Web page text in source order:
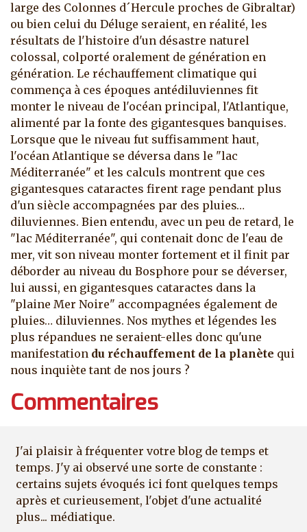
large des Colonnes d´Hercule proches de Gibraltar)
ou bien celui du Déluge seraient, en réalité, les
résultats de l'histoire d'un désastre naturel
colossal, colporté oralement de génération en
génération. Le réchauffement climatique qui
commença à ces époques antédiluviennes fit
monter le niveau de l'océan principal, l'Atlantique,
alimenté par la fonte des gigantesques banquises.
Lorsque que le niveau fut suffisamment haut,
l'océan Atlantique se déversa dans le "lac
Méditerranée" et les calculs montrent que ces
gigantesques cataractes firent rage pendant plus
d'un siècle accompagnées par des pluies…
diluviennes. Bien entendu, avec un peu de retard, le
"lac Méditerranée", qui contenait donc de l'eau de
mer, vit son niveau monter fortement et il finit par
déborder au niveau du Bosphore pour se déverser,
lui aussi, en gigantesques cataractes dans la
"plaine Mer Noire" accompagnées également de
pluies… diluviennes. Nos mythes et légendes les
plus répandues ne seraient-elles donc qu'une
manifestation du réchauffement de la planète qui
nous inquiète tant de nos jours ?
Commentaires
J'ai plaisir à fréquenter votre blog de temps et
temps. J'y ai observé une sorte de constante :
certains sujets évoqués ici font quelques temps
après et curieusement, l'objet d'une actualité
plus... médiatique.